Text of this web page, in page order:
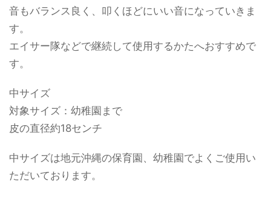
音もバランス良く、叩くほどにいい音になっていきま
す。
エイサー隊などで継続して使用するかたへおすすめで
す。
中サイズ
対象サイズ：幼稚園まで
皮の直径約18センチ
中サイズは地元沖縄の保育園、幼稚園でよくご使用い
ただいております。